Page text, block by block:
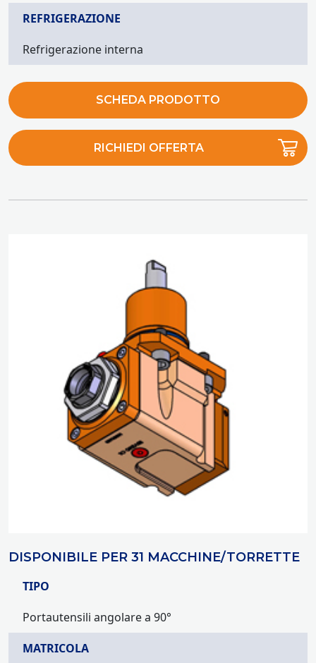
REFRIGERAZIONE
Refrigerazione interna
SCHEDA PRODOTTO
RICHIEDI OFFERTA
DISPONIBILE PER 31 MACCHINE/TORRETTE
TIPO
Portautensili angolare a 90°
MATRICOLA